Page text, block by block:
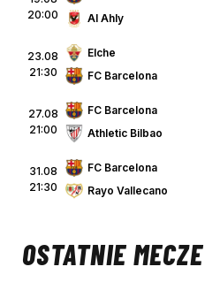
20:00
Al Ahly
23.08
21:30
Elche
FC Barcelona
27.08
21:00
FC Barcelona
Athletic Bilbao
31.08
21:30
FC Barcelona
Rayo Vallecano
OSTATNIE MECZE